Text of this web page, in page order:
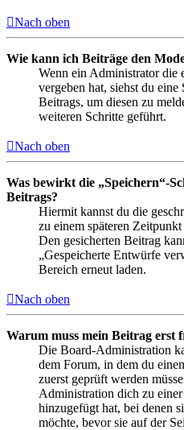
Nach oben
Wie kann ich Beiträge den
Wenn ein Administrator die
vergeben hat, siehst du
Beitrags, um diesen zu
weiteren Schritte geführt.
Nach oben
Was bewirkt die „Speichern“-
Beitrags?
Hiermit kannst du die
zu einem späteren
Den gesicherten Beitrag
„Gespeicherte Entwürfe
Bereich erneut laden.
Nach oben
Warum muss mein Beitrag erst
Die Board-Administration
dem Forum, in dem du
zuerst geprüft werden
Administration dich zu
hinzugefügt hat, bei denen
möchte, bevor sie auf der